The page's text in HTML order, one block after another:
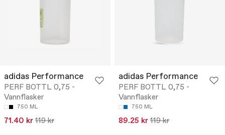
adidas Performance
PERF BOTTL 0,75 -
Vannflasker
750 ML
71.40 kr 119 kr
adidas Performance
PERF BOTTL 0,75 -
Vannflasker
750 ML
89.25 kr 119 kr